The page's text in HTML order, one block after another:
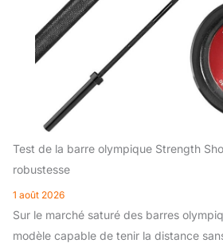
Test de la barre olympique Strength
robustesse
1 août 2026
Sur le marché saturé des barres
modèle capable de tenir la distance